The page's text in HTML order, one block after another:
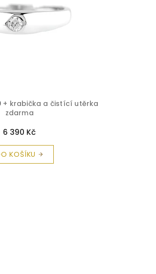
+ krabička a čistící utěrka
zdarma
6 390 Kč
KOŠÍKU